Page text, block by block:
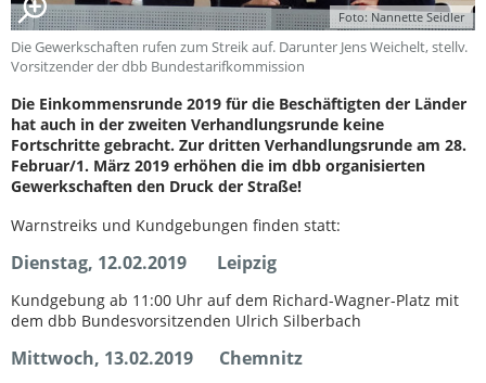
Foto: Nannette Seidler
Die Gewerkschaften rufen zum Streik auf. Darunter Jens Weichelt, stellv.
Vorsitzender der dbb Bundestarifkommission
Die Einkommensrunde 2019 für die Beschäftigten der Länder
hat auch in der zweiten Verhandlungsrunde keine
Fortschritte gebracht. Zur dritten Verhandlungsrunde am 28.
Februar/1. März 2019 erhöhen die im dbb organisierten
Gewerkschaften den Druck der Straße!
Warnstreiks und Kundgebungen finden statt:
Dienstag, 12.02.2019 Leipzig
Kundgebung ab 11:00 Uhr auf dem Richard-Wagner-Platz mit
dem dbb Bundesvorsitzenden Ulrich Silberbach
Mittwoch, 13.02.2019 Chemnitz